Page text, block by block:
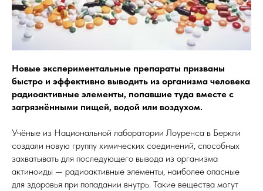
Новые экспериментальные препараты призваны
быстро и эффективно выводить из организма человека
радиоактивные элементы, попавшие туда вместе с
загрязнёнными пищей, водой или воздухом.
Учёные из Национальной лаборатории Лоуренса в Беркли
создали новую группу химических соединений, способных
захватывать для последующего вывода из организма
актиноиды — радиоактивные элементы, наиболее опасные
для здоровья при попадании внутрь. Такие вещества могут